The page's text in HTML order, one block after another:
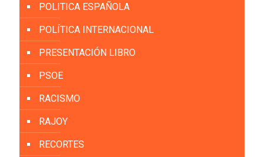
POLITICA ESPAÑOLA
POLÍTICA INTERNACIONAL
PRESENTACIÓN LIBRO
PSOE
RACISMO
RAJOY
RECORTES